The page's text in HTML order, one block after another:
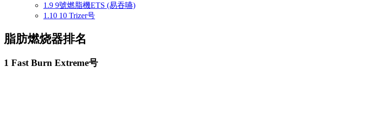
1.9 9號燃脂機ETS (易吞嚥)
1.10 10 Trizer号
脂肪燃烧器排名
1 Fast Burn Extreme号